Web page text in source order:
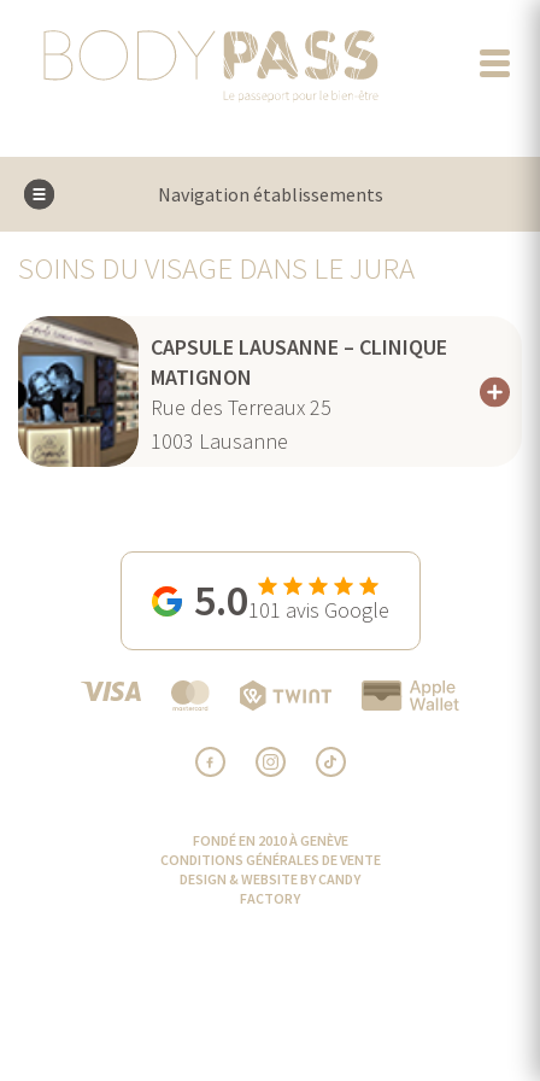
Navigation établissements
SOINS DU VISAGE DANS LE JURA
CAPSULE LAUSANNE – CLINIQUE
MATIGNON
Rue des Terreaux 25
1003 Lausanne
5.0101 avis Google
FONDÉ EN 2010 À GENÈVE
CONDITIONS GÉNÉRALES DE VENTE
DESIGN & WEBSITE BY CANDY
FACTORY